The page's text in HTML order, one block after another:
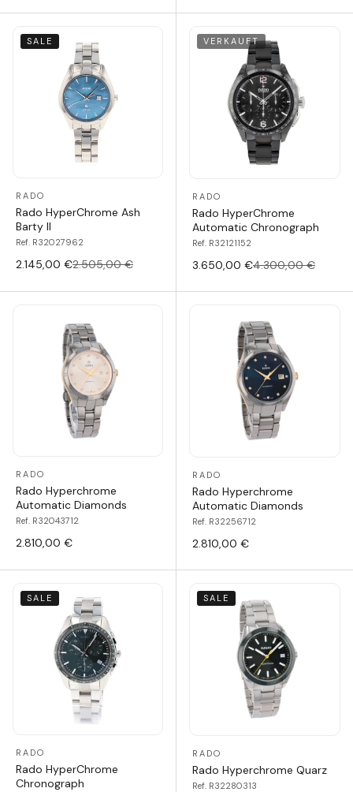
SALE
RADO
Rado HyperChrome Ash
Barty II
Ref. R32027962
2.145,00 €2.505,00 €
VERKAUFT
RADO
Rado HyperChrome
Automatic Chronograph
Ref. R32121152
3.650,00 €4.300,00 €
RADO
Rado Hyperchrome
Automatic Diamonds
Ref. R32043712
2.810,00 €
RADO
Rado Hyperchrome
Automatic Diamonds
Ref. R32256712
2.810,00 €
SALE
RADO
Rado HyperChrome
Chronograph
SALE
RADO
Rado Hyperchrome Quarz
Ref. R32280313